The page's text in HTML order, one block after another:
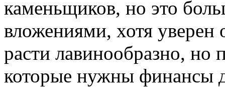
каменьщиков, но это
вложениями, хотя уверен
расти лавинообразно, но
которые нужны финансы